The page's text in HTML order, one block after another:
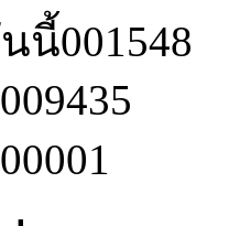
นี้001548
009435